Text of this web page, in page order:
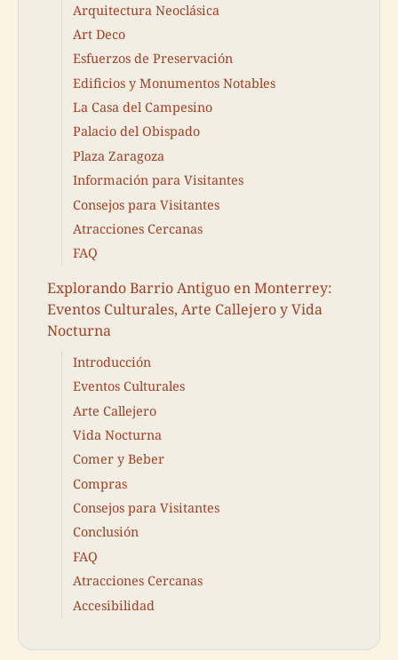
Arquitectura Neoclásica
Art Deco
Esfuerzos de Preservación
Edificios y Monumentos Notables
La Casa del Campesino
Palacio del Obispado
Plaza Zaragoza
Información para Visitantes
Consejos para Visitantes
Atracciones Cercanas
FAQ
Explorando Barrio Antiguo en Monterrey:
Eventos Culturales, Arte Callejero y Vida
Nocturna
Introducción
Eventos Culturales
Arte Callejero
Vida Nocturna
Comer y Beber
Compras
Consejos para Visitantes
Conclusión
FAQ
Atracciones Cercanas
Accesibilidad